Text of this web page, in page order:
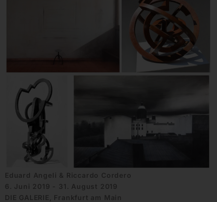
Eduard Angeli & Riccardo Cordero
6. Juni 2019 - 31. August 2019
DIE GALERIE, Frankfurt am Main